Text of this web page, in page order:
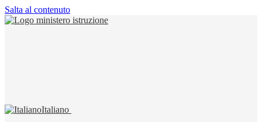
Salta al contenuto
Italiano